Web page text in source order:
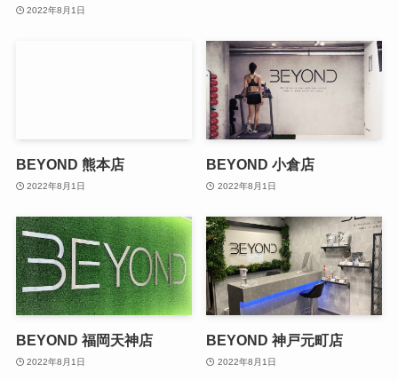
2022年8月1日
BEYOND 熊本店
2022年8月1日
BEYOND 小倉店
2022年8月1日
BEYOND 福岡天神店
2022年8月1日
BEYOND 神戸元町店
2022年8月1日